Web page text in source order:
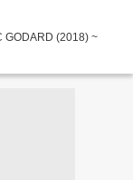
GODARD (2018) ~